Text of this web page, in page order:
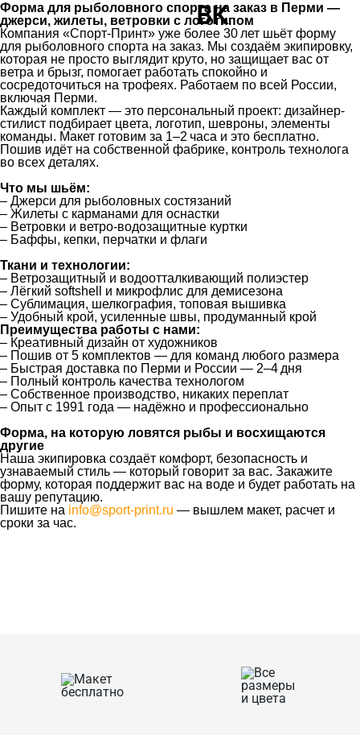
Форма для рыболовного спорта на заказ в Перми —
джерси, жилеты, ветровки с логотипом
Компания «Спорт‑Принт» уже более 30 лет шьёт форму
для рыболовного спорта на заказ. Мы создаём экипировку,
которая не просто выглядит круто, но защищает вас от
ветра и брызг, помогает работать спокойно и
сосредоточиться на трофеях. Работаем по всей России,
включая Перми.
Каждый комплект — это персональный проект: дизайнер-
стилист подбирает цвета, логотип, шевроны, элементы
команды. Макет готовим за 1–2 часа и это бесплатно.
Пошив идёт на собственной фабрике, контроль технолога
во всех деталях.
Что мы шьём:
– Джерси для рыболовных состязаний
– Жилеты с карманами для оснастки
– Ветровки и ветро-водозащитные куртки
– Баффы, кепки, перчатки и флаги
Ткани и технологии:
– Ветрозащитный и водоотталкивающий полиэстер
– Лёгкий softshell и микрофлис для демисезона
– Сублимация, шелкография, топовая вышивка
– Удобный крой, усиленные швы, продуманный крой
Преимущества работы с нами:
– Креативный дизайн от художников
– Пошив от 5 комплектов — для команд любого размера
– Быстрая доставка по Перми и России — 2–4 дня
– Полный контроль качества технологом
– Собственное производство, никаких переплат
– Опыт с 1991 года — надёжно и профессионально
Форма, на которую ловятся рыбы и восхищаются
другие
Наша экипировка создаёт комфорт, безопасность и
узнаваемый стиль — который говорит за вас. Закажите
форму, которая поддержит вас на воде и будет работать на
вашу репутацию.
Пишите на info@sport-print.ru — вышлем макет, расчет и
сроки за час.